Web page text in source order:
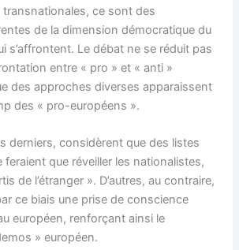
ce sont des
de la dimension démocratique du
s’affrontent. Le débat ne se réduit pas
entre « pro » et « anti »
des approches diverses apparaissent
des « pro-européens ».
derniers, considèrent que des listes
que réveiller les nationalistes,
de l’étranger ». D’autres, au contraire,
ce biais une prise de conscience
européen, renforçant ainsi le
» européen.